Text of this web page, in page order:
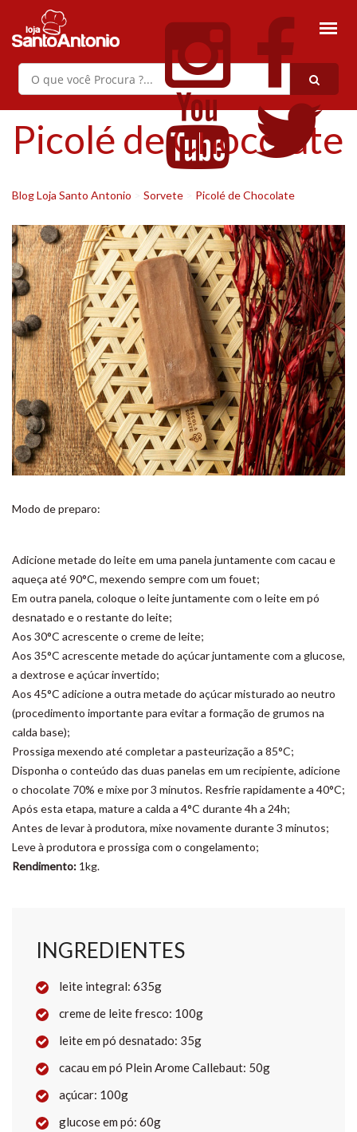
Picolé de Chocolate
Blog Loja Santo Antonio Sorvete Picolé de Chocolate
Modo de preparo:
Adicione metade do leite em uma panela juntamente com cacau e
aqueça até 90°C, mexendo sempre com um fouet;
Em outra panela, coloque o leite juntamente com o leite em pó
desnatado e o restante do leite;
Aos 30°C acrescente o creme de leite;
Aos 35°C acrescente metade do açúcar juntamente com a glucose,
a dextrose e açúcar invertido;
Aos 45°C adicione a outra metade do açúcar misturado ao neutro
(procedimento importante para evitar a formação de grumos na
calda base);
Prossiga mexendo até completar a pasteurização a 85°C;
Disponha o conteúdo das duas panelas em um recipiente, adicione
o chocolate 70% e mixe por 3 minutos. Resfrie rapidamente a 40°C;
Após esta etapa, mature a calda a 4°C durante 4h a 24h;
Antes de levar à produtora, mixe novamente durante 3 minutos;
Leve à produtora e prossiga com o congelamento;
Rendimento: 1kg.
INGREDIENTES
leite integral: 635g
creme de leite fresco: 100g
leite em pó desnatado: 35g
cacau em pó Plein Arome Callebaut: 50g
açúcar: 100g
glucose em pó: 60g